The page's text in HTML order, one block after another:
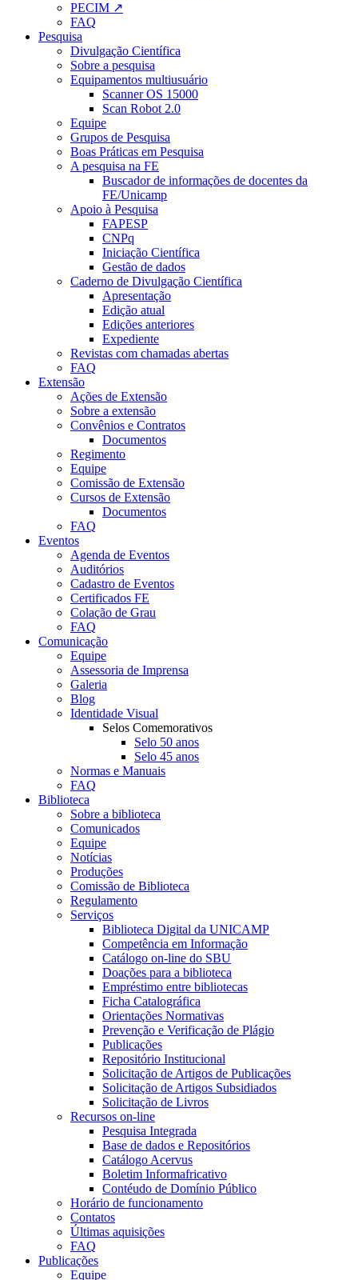
PECIM ↗
FAQ
Pesquisa
Divulgação Científica
Sobre a pesquisa
Equipamentos multiusuário
Scanner OS 15000
Scan Robot 2.0
Equipe
Grupos de Pesquisa
Boas Práticas em Pesquisa
A pesquisa na FE
Buscador de informações de docentes da
FE/Unicamp
Apoio à Pesquisa
FAPESP
CNPq
Iniciação Científica
Gestão de dados
Caderno de Divulgação Científica
Apresentação
Edição atual
Edições anteriores
Expediente
Revistas com chamadas abertas
FAQ
Extensão
Ações de Extensão
Sobre a extensão
Convênios e Contratos
Documentos
Regimento
Equipe
Comissão de Extensão
Cursos de Extensão
Documentos
FAQ
Eventos
Agenda de Eventos
Auditórios
Cadastro de Eventos
Certificados FE
Colação de Grau
FAQ
Comunicação
Equipe
Assessoria de Imprensa
Galeria
Blog
Identidade Visual
Selos Comemorativos
Selo 50 anos
Selo 45 anos
Normas e Manuais
FAQ
Biblioteca
Sobre a biblioteca
Comunicados
Equipe
Notícias
Produções
Comissão de Biblioteca
Regulamento
Serviços
Biblioteca Digital da UNICAMP
Competência em Informação
Catálogo on-line do SBU
Doações para a biblioteca
Empréstimo entre bibliotecas
Ficha Catalográfica
Orientações Normativas
Prevenção e Verificação de Plágio
Publicações
Repositório Institucional
Solicitação de Artigos de Publicações
Solicitação de Artigos Subsidiados
Solicitação de Livros
Recursos on-line
Pesquisa Integrada
Base de dados e Repositórios
Catálogo Acervus
Boletim Informafricativo
Contéudo de Domínio Público
Horário de funcionamento
Contatos
Últimas aquisições
FAQ
Publicações
Equipe